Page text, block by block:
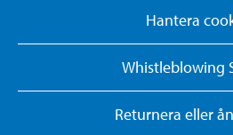
Hantera
Whistleblowing
Returnera eller